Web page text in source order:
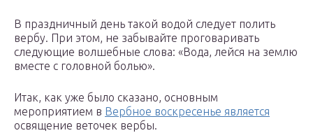
В праздничный день такой водой следует полить
вербу. При этом, не забывайте проговаривать
следующие волшебные слова: «Вода, лейся на землю
вместе с головной болью».
Итак, как уже было сказано, основным
мероприятием в Вербное воскресенье является
освящение веточек вербы.